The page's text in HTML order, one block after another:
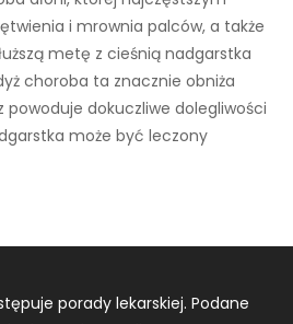
i mrownia palców, a także
metę z cieśnią nadgarstka
choroba ta znacznie obniża
dokuczliwe dolegliwości
może być leczony
porady lekarskiej. Podane